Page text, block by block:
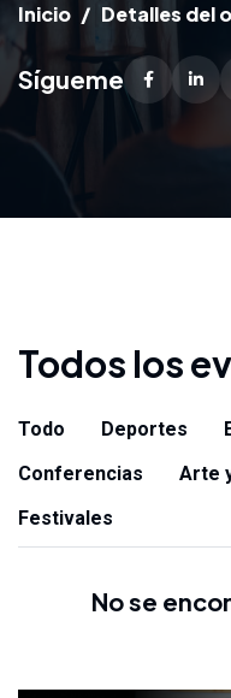
Inicio Detalles del
Sígueme
Todos los
Todo Deportes
Conferencias
Arte
Festivales
No se